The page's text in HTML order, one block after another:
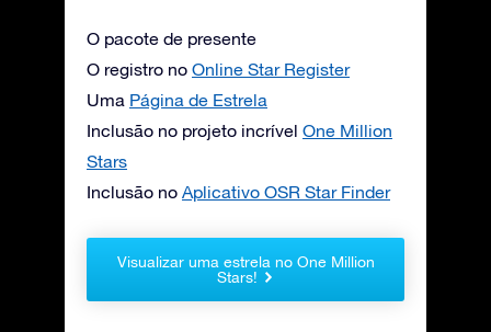
O pacote de presente
O registro no Online Star Register
Uma Página de Estrela
Inclusão no projeto incrível One Million
Stars
Inclusão no Aplicativo OSR Star Finder
Visualizar uma estrela no One Million
Stars!